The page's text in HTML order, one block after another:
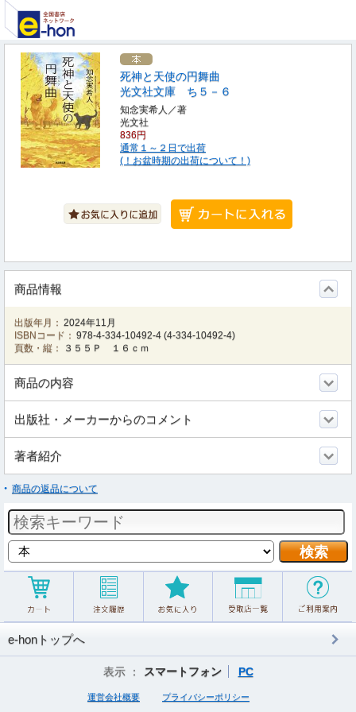
死神と天使の円舞曲
光文社文庫 ち５－６
知念実希人／著
光文社
836円
通常１～２日で出荷
(！お盆時期の出荷について！)
商品情報
出版年月： 2024年11月
ISBNコード： 978-4-334-10492-4 (4-334-10492-4)
頁数・縦：
３５５Ｐ １６ｃｍ
商品の内容
出版社・メーカーからのコメント
著者紹介
商品の返品について
e-honトップへ
表示 ： スマートフォン PC
運営会社概要 プライバシーポリシー